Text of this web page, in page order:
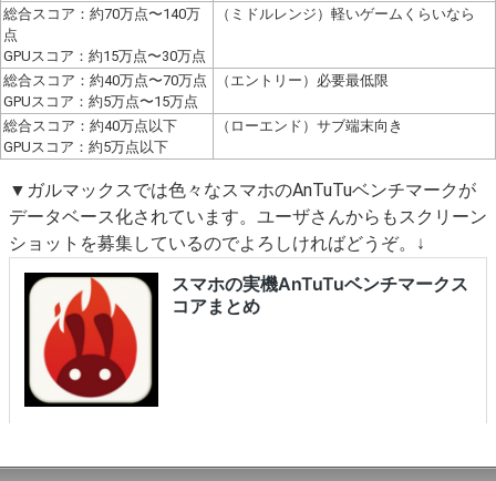
総合スコア：約70万点〜140万
点
GPUスコア：約15万点〜30万点
（ミドルレンジ）軽いゲームくらいなら
総合スコア：約40万点〜70万点
GPUスコア：約5万点〜15万点
（エントリー）必要最低限
総合スコア：約40万点以下
GPUスコア：約5万点以下
（ローエンド）サブ端末向き
▼ガルマックスでは色々なスマホのAnTuTuベンチマークが
データベース化されています。ユーザさんからもスクリーン
ショットを募集しているのでよろしければどうぞ。↓